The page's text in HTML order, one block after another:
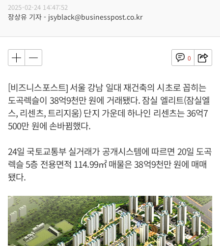
2025-02-24 14:47:52
장상유 기자 - jsyblack@businesspost.co.kr
0
[비즈니스포스트] 서울 강남 일대 재건축의 시초로 꼽히는
도곡렉슬이 38억9천만 원에 거래됐다. 잠실 엘리트(잠실엘
스, 리센츠, 트리지움) 단지 가운데 하나인 리센츠는 36억7
500만 원에 손바뀜했다.
24일 국토교통부 실거래가 공개시스템에 따르면 20일 도곡
렉슬 5층 전용면적 114.99㎡ 매물은 38억9천만 원에 매매
됐다.